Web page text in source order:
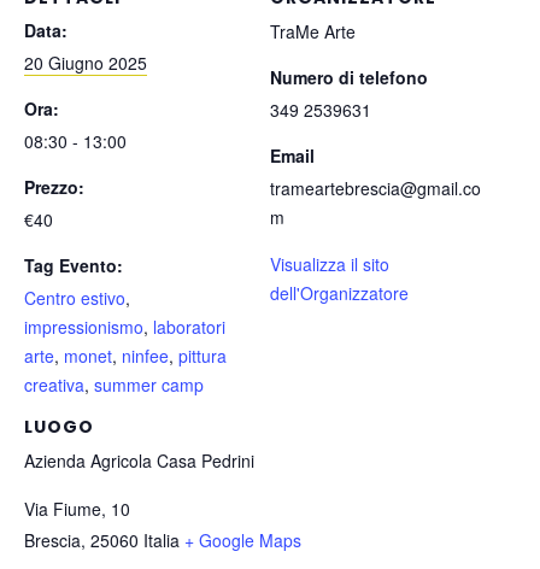
Data:
20 Giugno 2025
Ora:
08:30 - 13:00
Prezzo:
€40
Tag Evento:
Centro estivo,
impressionismo, laboratori
arte, monet, ninfee, pittura
creativa, summer camp
LUOGO
Azienda Agricola Casa Pedrini
Via Fiume, 10
Brescia, 25060 Italia + Google Maps
TraMe Arte
Numero di telefono
349 2539631
Email
trameartebrescia@gmail.co
m
Visualizza il sito
dell'Organizzatore